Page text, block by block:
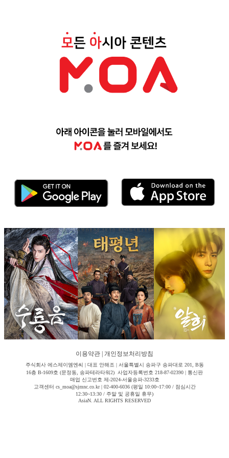
이용약관 개인정보처리방침
주식회사 에스제이엠엔씨 | 대표 안해조 | 서울특별시 송파구 송파대로 201, B동
16층 B-1609호 (문정동, 송파테라타워2) 사업자등록번호 218-87-02390 | 통신판
매업 신고번호 제-2024-서울송파-3233호
고객센터 cs_moa@sjmnc.co.kr | 02-400-6036 (평일 10:00~17:00 / 점심시간
12:30~13:30 / 주말 및 공휴일 휴무)
AsiaN. ALL RIGHTS RESERVED